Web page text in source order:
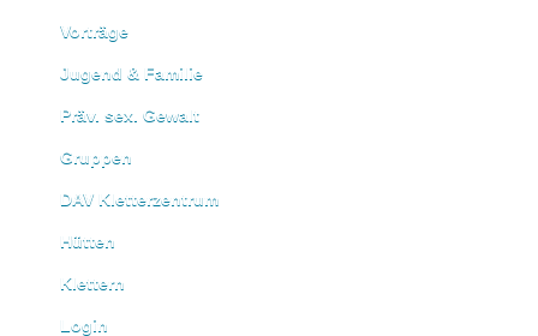
Vorträge
Jugend & Familie
Präv. sex. Gewalt
Gruppen
DAV Kletterzentrum
Hütten
Klettern
Login